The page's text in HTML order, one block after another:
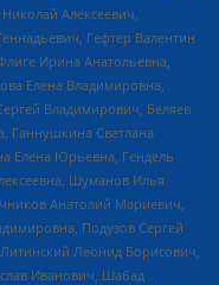
Алексеевич,
Гефтер Валентин
Ирина Анатольевна,
Елена Владимировна,
Владимирович, Беляев
Ганнушкина Светлана
Елена Юрьевна, Гендель
Шуманов Илья
Анатолий Мариевич,
Подузов Сергей
Леонид Борисович,
Иванович, Шабад